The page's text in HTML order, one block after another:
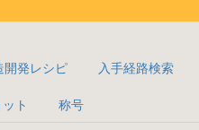
開発レシピ 入手経路検索
ト 称号